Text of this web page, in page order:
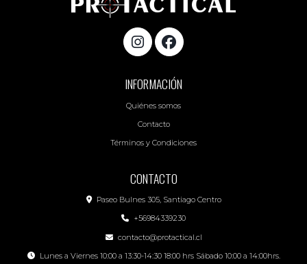
INFORMACIÓN
Quiénes somos
Contacto
Términos y Condiciones
CONTACTO
Paseo Bulnes 305, Santiago Centro
+56984339230
contacto@protactical.cl
Lunes a Viernes 10:00 a 13:30-14:30 18:00 hrs Sábado 10:00 a 14:00hrs.